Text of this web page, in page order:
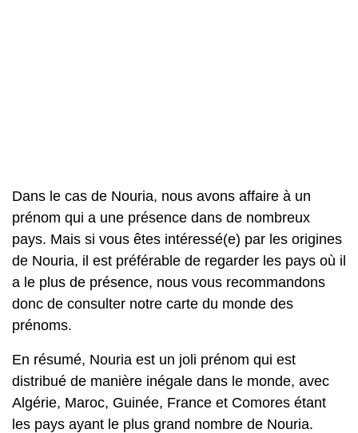
Dans le cas de Nouria, nous avons affaire à un
prénom qui a une présence dans de nombreux
pays. Mais si vous êtes intéressé(e) par les origines
de Nouria, il est préférable de regarder les pays où il
a le plus de présence, nous vous recommandons
donc de consulter notre carte du monde des
prénoms.
En résumé, Nouria est un joli prénom qui est
distribué de manière inégale dans le monde, avec
Algérie, Maroc, Guinée, France et Comores étant
les pays ayant le plus grand nombre de Nouria.